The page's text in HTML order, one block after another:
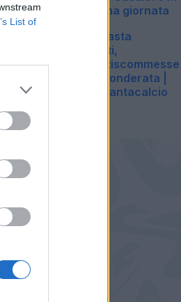
List of
dubbio per la prima giornata
20:13
LIVE! Guida per l'asta
perfetta: campetti,
scommesse e antiscommesse
| Griglia Portieri ponderata |
Summer Vibes | Fantacalcio
14:49